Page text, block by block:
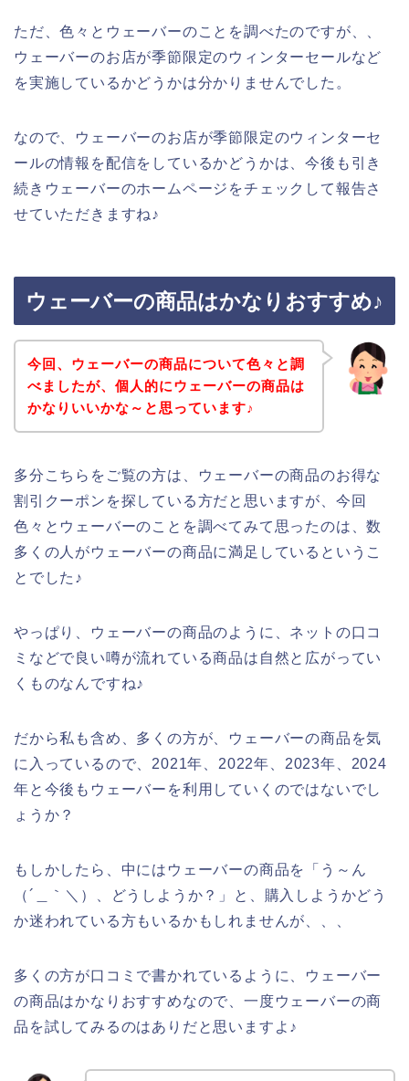
ただ、色々とウェーバーのことを調べたのですが、、
ウェーバーのお店が季節限定のウィンターセールなど
を実施しているかどうかは分かりませんでした。
なので、ウェーバーのお店が季節限定のウィンターセ
ールの情報を配信をしているかどうかは、今後も引き
続きウェーバーのホームページをチェックして報告さ
せていただきますね♪
ウェーバーの商品はかなりおすすめ♪
今回、ウェーバーの商品について色々と調
べましたが、個人的にウェーバーの商品は
かなりいいかな～と思っています♪
多分こちらをご覧の方は、ウェーバーの商品のお得な
割引クーポンを探している方だと思いますが、今回
色々とウェーバーのことを調べてみて思ったのは、数
多くの人がウェーバーの商品に満足しているというこ
とでした♪
やっぱり、ウェーバーの商品のように、ネットの口コ
ミなどで良い噂が流れている商品は自然と広がってい
くものなんですね♪
だから私も含め、多くの方が、ウェーバーの商品を気
に入っているので、2021年、2022年、2023年、2024
年と今後もウェーバーを利用していくのではないでし
ょうか？
もしかしたら、中にはウェーバーの商品を「う～ん
（´＿｀＼）、どうしようか？」と、購入しようかどう
か迷われている方もいるかもしれませんが、、、
多くの方が口コミで書かれているように、ウェーバー
の商品はかなりおすすめなので、一度ウェーバーの商
品を試してみるのはありだと思いますよ♪